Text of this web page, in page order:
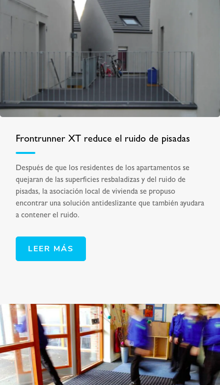
Frontrunner XT reduce el ruido de pisadas
Después de que los residentes de los apartamentos se
quejaran de las superficies resbaladizas y del ruido de
pisadas, la asociación local de vivienda se propuso
encontrar una solución antideslizante que también ayudara
a contener el ruido.
LEER MÁS